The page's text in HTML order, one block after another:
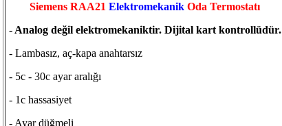
Siemens RAA21 Elektromekanik Oda Termostatı
- Analog değil elektromekaniktir. Dijital kart kontrollüdür.
- Lambasız, aç-kapa anahtarsız
- 5c - 30c ayar aralığı
- 1c hassasiyet
- Ayar düğmeli